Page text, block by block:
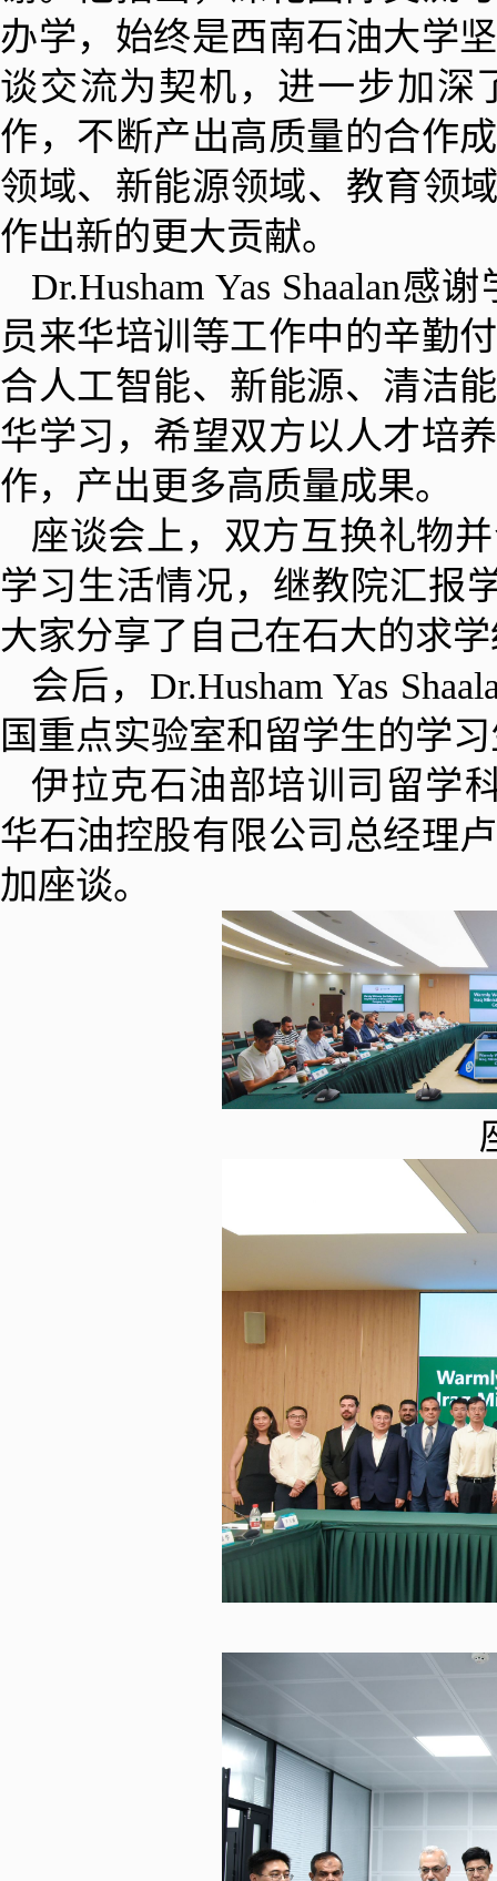
办学，始终是西南石油大学
谈交流为契机，进一步加深
作，不断产出高质量的合作
领域、新能源领域、教育领
作出新的更大贡献。
Dr.Husham Yas Shaalan感
员来华培训等工作中的辛勤
合人工智能、新能源、清洁
华学习，希望双方以人才培
作，产出更多高质量成果。
座谈会上，双方互换礼物
学习生活情况，继教院汇报
大家分享了自己在石大的求
会后，Dr.Husham Yas
国重点实验室和留学生的学
伊拉克石油部培训司留学
华石油控股有限公司总经理
加座谈。